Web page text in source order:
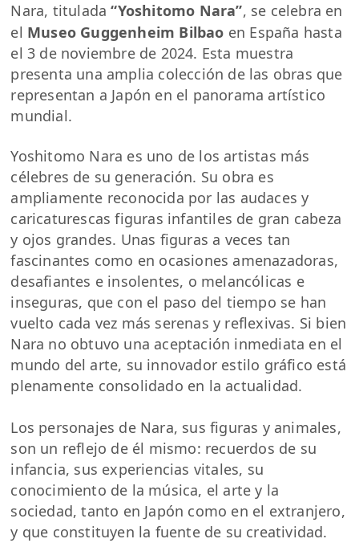
Nara, titulada“Yoshitomo Nara”, se celebra en
el Museo Guggenheim Bilbao en España hasta
el 3 de noviembre de 2024. Esta muestra
presenta una amplia colección de las obras que
representan a Japón en el panorama artístico
mundial.
Yoshitomo Nara es uno de los artistas más
célebres de su generación. Su obra es
ampliamente reconocida por las audaces y
caricaturescas figuras infantiles de gran cabeza
y ojos grandes. Unas figuras a veces tan
fascinantes como en ocasiones amenazadoras,
desafiantes e insolentes, o melancólicas e
inseguras, que con el paso del tiempo se han
vuelto cada vez más serenas y reflexivas. Si bien
Nara no obtuvo una aceptación inmediata en el
mundo del arte, su innovador estilo gráfico está
plenamente consolidado en la actualidad.
Los personajes de Nara, sus figuras y animales,
son un reflejo de él mismo: recuerdos de su
infancia, sus experiencias vitales, su
conocimiento de la música, el arte y la
sociedad, tanto en Japón como en el extranjero,
y que constituyen la fuente de su creatividad.